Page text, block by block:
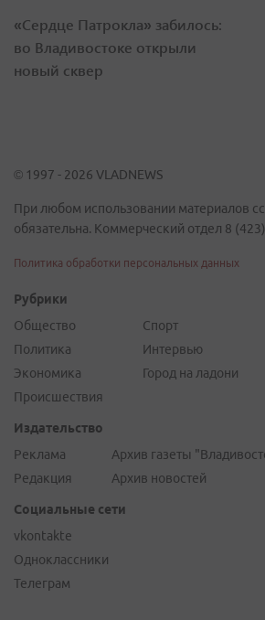
«Сердце Патрокла» забилось:
во Владивостоке открыли
новый сквер
© 1997 - 2026 VLADNEWS
При любом использовании материалов
обязательна. Коммерческий отдел 8
Политика обработки персональных данных
Рубрики
Общество
Политика
Экономика
Происшествия
Спорт
Интервью
Город на ладони
Издательство
Реклама
Редакция
Архив газеты
Архив новостей
Социальные сети
vkontakte
Одноклассники
Телеграм